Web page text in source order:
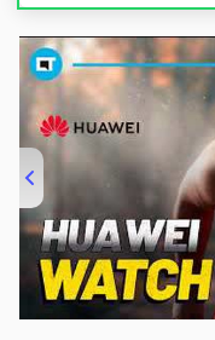
00:00/04:51